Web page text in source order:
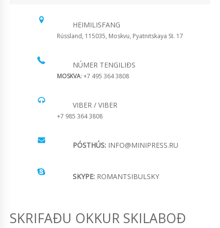
HEIMILISFANG
Rússland, 115035, Moskvu, Pyatnitskaya St. 17
NÚMER TENGILIÐS
MOSKVA: +7 495 364 3808
VIBER / VIBER
+7 985 364 3808
PÓSTHÚS: INFO@MINIPRESS.RU
SKYPE: ROMANTSIBULSKY
SKRIFAÐU OKKUR SKILABOÐ